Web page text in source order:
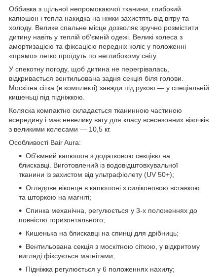
Оббивка з щільної непромокаючої тканини, глибокий
капюшон і тепла накидка на ніжки захистять від вітру та
холоду. Велике спальне місце дозволяє зручно розмістити
дитину навіть у теплій об'ємній одежі. Великі колеса з
амортизацією та фіксацією передніх коліс у положенні
«прямо» легко проїдуть по неглибокому снігу.
У спекотну погоду, щоб дитина не перегрівалась,
відкривається вентильована задня секція біля голови.
Москітна сітка (в комплекті) завжди під рукою — у спеціальній
кишеньці під підніжкою.
Коляска компактно складається тканинною частиною
всередину і має невелику вагу для класу всесезонних візочків
з великими колесами — 10,5 кг.
Особливості Bair Aura:
Об’ємний капюшон з додатковою секцією на
блискавці. Виготовлений із водовідштовхувальної
тканини із захистом від ультрафіолету (UV 50+);
Оглядове віконце в капюшоні з силіконовою вставкою
та шторкою на магніті;
Спинка механічна, регулюється у 3-х положеннях до
повністю горизонтального;
Кишенька на блискавці на спинці для дрібниць;
Вентильована секція з москітною сіткою, у відкритому
вигляді фіксується магнітами;
Підніжка регулюється у 6 положеннях нахилу;